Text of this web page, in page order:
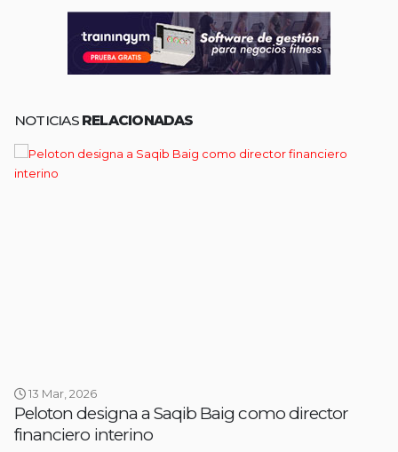
NOTICIAS RELACIONADAS
13 Mar, 2026
Peloton designa a Saqib Baig como director
financiero interino